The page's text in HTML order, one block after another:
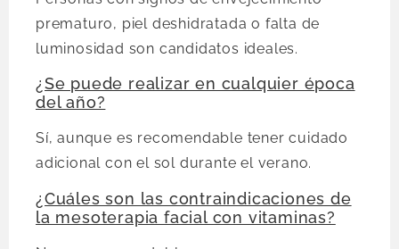
prematuro, piel deshidratada o falta de
luminosidad son candidatos ideales.
¿Se puede realizar en cualquier época
del año?
Sí, aunque es recomendable tener cuidado
adicional con el sol durante el verano.
¿Cuáles son las contraindicaciones de
la mesoterapia facial con vitaminas?